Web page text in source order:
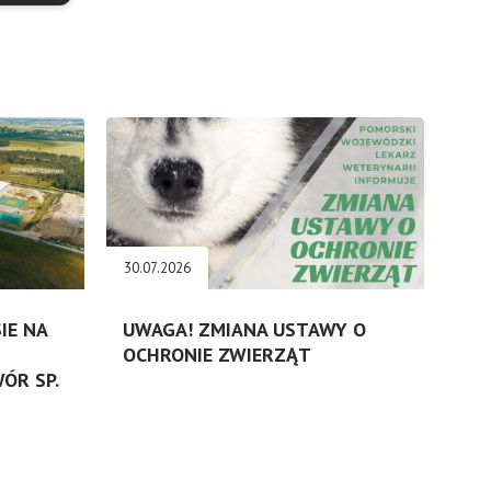
NA
SP.
30.07.2026
UWAGA! ZMIANA USTAWY O
OCHRONIE ZWIERZĄT